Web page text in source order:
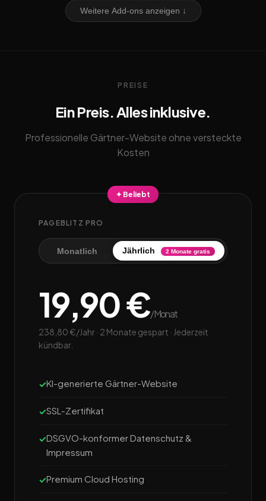
Weitere Add-ons anzeigen ↓
PREISE
Ein Preis. Alles inklusive.
Professionelle Gärtner-Website ohne versteckte
Kosten
✦ Beliebt
PAGEBLITZ PRO
Monatlich Jährlich 2 Monate gratis
19,90 €/Monat
238,80 €/Jahr · 2 Monate gespart · Jederzeit
kündbar.
KI-generierte Gärtner-Website
SSL-Zertifikat
DSGVO-konformer Datenschutz &
Impressum
Premium Cloud Hosting